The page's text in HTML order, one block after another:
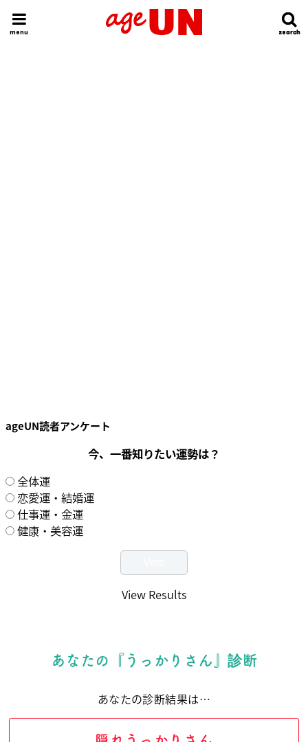
search
search
menu
HOME 今日の運勢ランキング 明日の運勢ランキング 今週の運勢
ageUN読者アンケート
今、一番知りたい運勢は？
全体運
恋愛運・結婚運
仕事運・金運
健康・美容運
View Results
あなたの『うっかりさん』診断
あなたの診断結果は…